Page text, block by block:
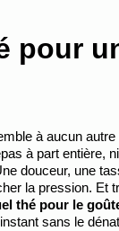
pour
à aucun
à part entière,
douceur, une
la pression. Et
thé pour le
sans le